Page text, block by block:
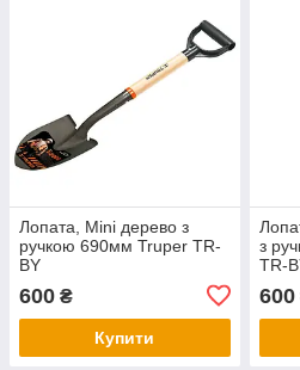
Лопата, Mini дерево з
ручкою 690мм Truper TR-
BY
600 ₴
Купити
з
TR-
600